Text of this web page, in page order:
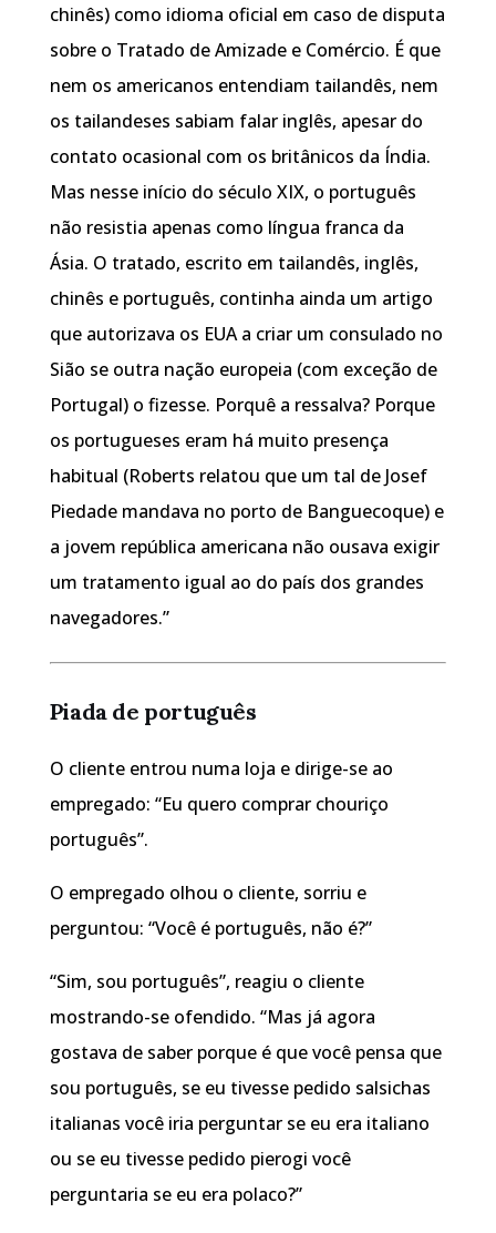
chinês) como idioma oficial em caso de disputa
sobre o Tratado de Amizade e Comércio. É que
nem os americanos entendiam tailandês, nem
os tailandeses sabiam falar inglês, apesar do
contato ocasional com os britânicos da Índia.
Mas nesse início do século XIX, o português
não resistia apenas como língua franca da
Ásia. O tratado, escrito em tailandês, inglês,
chinês e português, continha ainda um artigo
que autorizava os EUA a criar um consulado no
Sião se outra nação europeia (com exceção de
Portugal) o fizesse. Porquê a ressalva? Porque
os portugueses eram há muito presença
habitual (Roberts relatou que um tal de Josef
Piedade mandava no porto de Banguecoque) e
a jovem república americana não ousava exigir
um tratamento igual ao do país dos grandes
navegadores.”
Piada de português
O cliente entrou numa loja e dirige-se ao
empregado: “Eu quero comprar chouriço
português”.
O empregado olhou o cliente, sorriu e
perguntou: “Você é português, não é?”
“Sim, sou português”, reagiu o cliente
mostrando-se ofendido. “Mas já agora
gostava de saber porque é que você pensa que
sou português, se eu tivesse pedido salsichas
italianas você iria perguntar se eu era italiano
ou se eu tivesse pedido pierogi você
perguntaria se eu era polaco?”